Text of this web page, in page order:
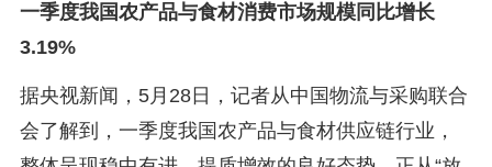
一季度我国农产品与食材消费市场规模同比增长
3.19%
据央视新闻，5月28日，记者从中国物流与采购联合
会了解到，一季度我国农产品与食材供应链行业，